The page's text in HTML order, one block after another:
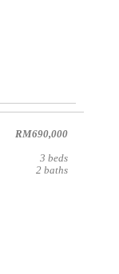
RM690,000
3 beds
2 baths